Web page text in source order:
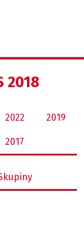
2018
2022 2019
2017